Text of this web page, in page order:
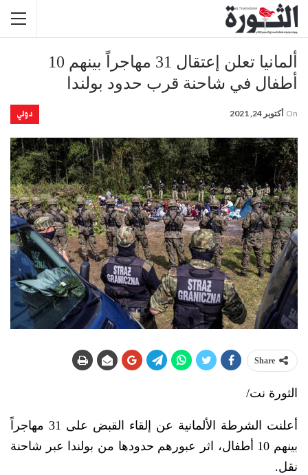
ألمانيا تعلن إعتقال 31 مهاجراً بينهم 10
أطفال في شاحنة قرب حدود بولندا
دولي On أكتوبر 24, 2021
Share
الثورة نت/
أعلنت الشرطة الألمانية عن إلقاء القبض على 31 مهاجراً
بينهم 10 أطفال، اثر عبورهم حدودها من بولندا عبر شاحنة
نقل.